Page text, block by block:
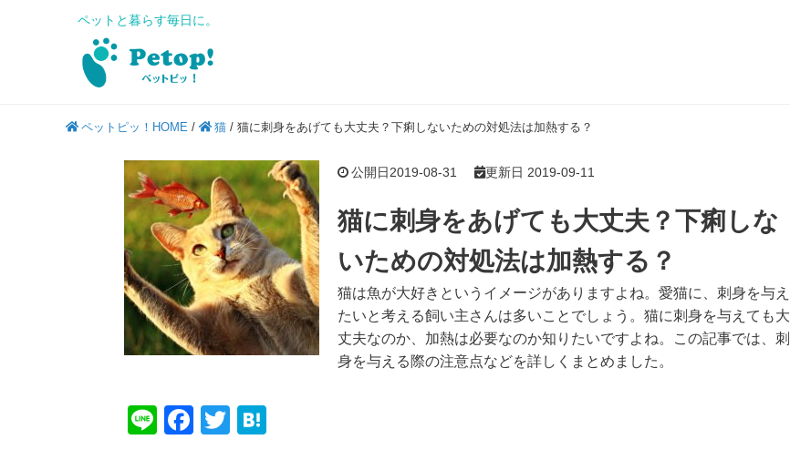
ペットと暮らす毎日に。
ペットピッ！HOME / 猫 / 猫に刺身をあげても大丈夫？下痢しないための対処法は加熱する？
公開日2019-08-31 更新日 2019-09-11
猫に刺身をあげても大丈夫？下痢しな
いための対処法は加熱する？
猫は魚が大好きというイメージがありますよね。愛猫に、刺身を与え
たいと考える飼い主さんは多いことでしょう。猫に刺身を与えても大
丈夫なのか、加熱は必要なのか知りたいですよね。この記事では、刺
身を与える際の注意点などを詳しくまとめました。
Li
F
T